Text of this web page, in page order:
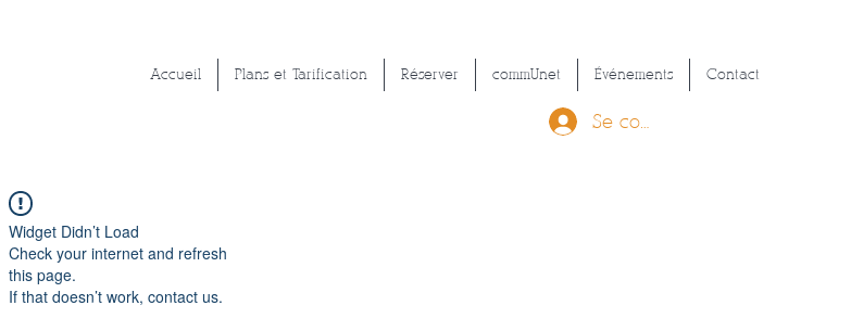
Accueil Plans et Tarification Réserver commUnet Événements Contact
Se connecter
Widget Didn’t Load
Check your internet and refresh
this page.
If that doesn’t work, contact us.